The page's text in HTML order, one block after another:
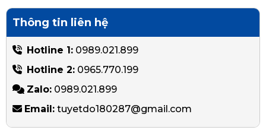
Thông tin liên hệ
Hotline 1:0989.021.899
Hotline 2:0965.770.199
Zalo:0989.021.899
Email:tuyetdo180287@gmail.com